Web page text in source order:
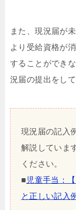
また、現況届が
より受給資格が
することができ
況届の提出をして
現況届の記入
解説していま
ください。
■ 児童手当：
と正しい記入